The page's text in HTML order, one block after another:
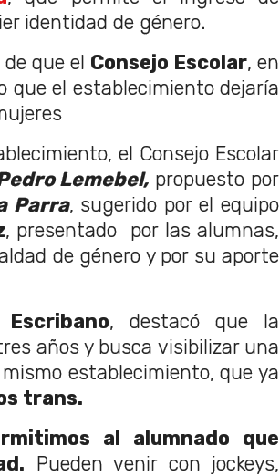
identidad de género.
que el Consejo Escolar, en
que el establecimiento dejaría
el Consejo Escolar
Lemebel, propuesto por
Parra, sugerido por el equipo
, presentado por las alumnas,
de género y por su aporte
Escribano, destacó que la
años y busca visibilizar una
establecimiento, que ya
trans.
al alumnado que
Pueden venir con jockeys,